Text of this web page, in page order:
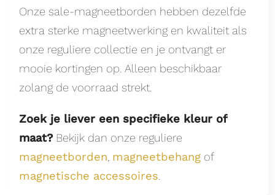
Onze sale-magneetborden hebben dezelfde
extra sterke magneetwerking en kwaliteit als
onze reguliere collectie en je ontvangt er
mooie kortingen op. Alleen beschikbaar
zolang de voorraad strekt.
Zoek je liever een specifieke kleur of
maat?Bekijk dan onze reguliere
magneetborden magneetbehang of
magnetische accessoires